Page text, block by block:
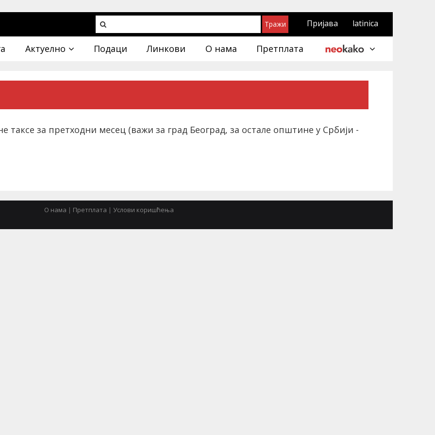
Пријава latinica
Актуелно Подаци Линкови О нама Претплата
таксе за претходни месец (важи за град Београд, за остале општине у Србији -
О нама | Претплата | Услови коришћења